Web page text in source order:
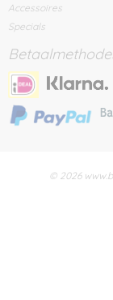
Accessoires
Specials
© 2026